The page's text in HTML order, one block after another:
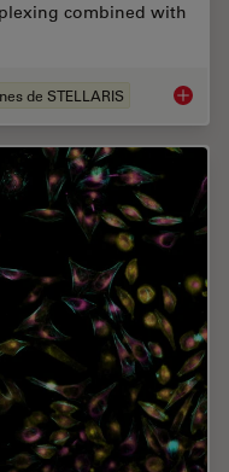
combined with
de STELLARIS Live-